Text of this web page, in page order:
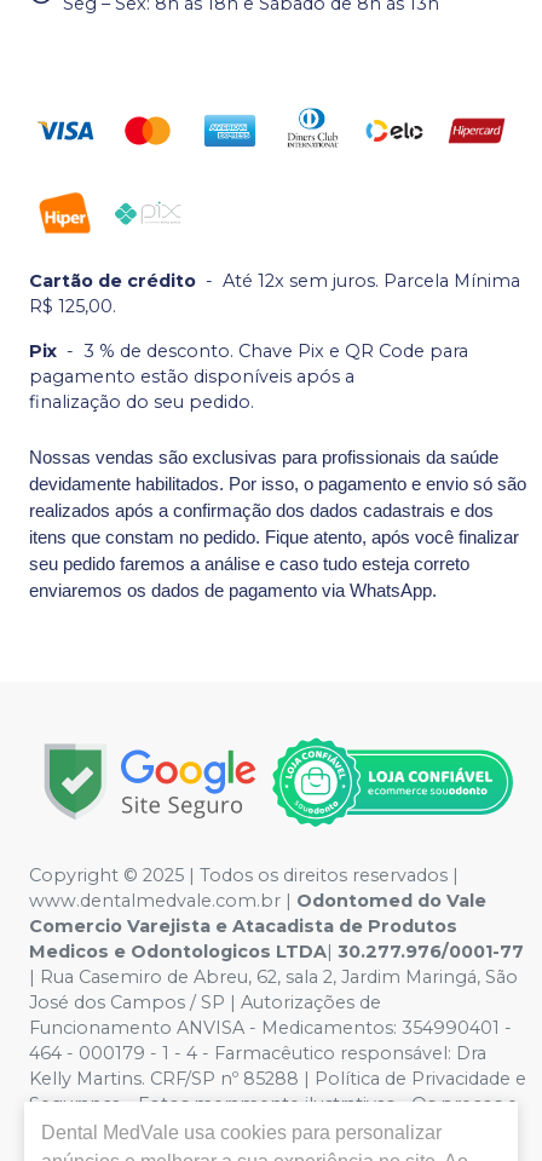
Cartão de crédito - Até 12x sem juros. Parcela Mínima
R$ 125,00.
Pix - 3 % de desconto. Chave Pix e QR Code para
pagamento estão disponíveis após a
finalização do seu pedido.
Nossas vendas são exclusivas para profissionais da saúde
devidamente habilitados. Por isso, o pagamento e envio só são
realizados após a confirmação dos dados cadastrais e dos
itens que constam no pedido. Fique atento, após você finalizar
seu pedido faremos a análise e caso tudo esteja correto
enviaremos os dados de pagamento via WhatsApp.
Copyright © 2025 | Todos os direitos reservados |
www.dentalmedvale.com.br | Odontomed do Vale
Comercio Varejista e Atacadista de Produtos
Medicos e Odontologicos LTDA| 30.277.976/0001-77
| Rua Casemiro de Abreu, 62, sala 2, Jardim Maringá, São
José dos Campos / SP | Autorizações de
Funcionamento ANVISA - Medicamentos: 354990401 -
464 - 000179 - 1 - 4 - Farmacêutico responsável: Dra
Kelly Martins. CRF/SP nº 85288 | Política de Privacidade e
Segurança - Fotos meramente ilustrativas - Os preços e
condições da loja virtual estão sujeitos a alterações. Em
caso de divergência de preços no site, o valor válido é o
Dental MedVale usa cookies para personalizar